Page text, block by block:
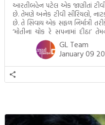
આરતીબહેન પટેલ એક જાણીતાં ટીવી
છે. તેમણે અનેક ટીવી સીરિયલો,
છે. તે સિવાય એક સફળ નિર્માત્રી
‘મોતીના ચોક રે સપનામાં દીઠા’
ચલચિત્ર છે. તેઓ એક ખ્યાતનામ
GL Team
January 09